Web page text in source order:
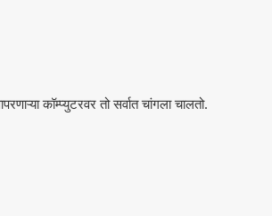
वापरणाऱ्या कॉम्प्युटरवर तो सर्वात चांगला चालतो.